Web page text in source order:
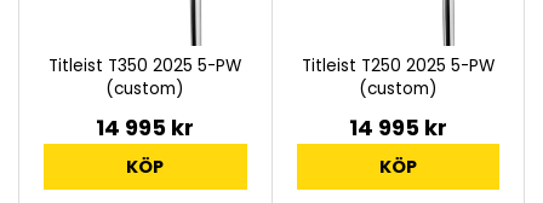
Titleist T350 2025 5-PW
(custom)
14 995 kr
KÖP
Titleist T250 2025 5-PW
(custom)
14 995 kr
KÖP